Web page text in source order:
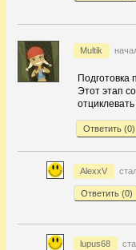
Multik
Подготовка
Этот этап
Ответить (0)
AlexxV
Ответить (0)
lupus68